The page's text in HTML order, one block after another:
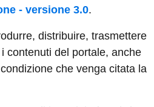
- versione 3.0.
distribuire, trasmettere
contenuti del portale, anche
che venga citata la